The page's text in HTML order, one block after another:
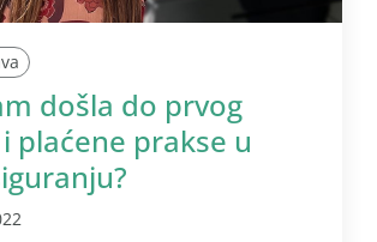
došla do prvog
plaćene prakse u